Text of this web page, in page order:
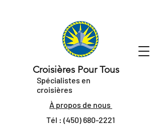
Croisières Pour Tous
Spécialistes en
croisières
À propos de nous
Tél : (450) 680-2221